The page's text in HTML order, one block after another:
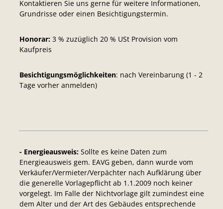
Kontaktieren Sie uns gerne für weitere Informationen,
Grundrisse oder einen Besichtigungstermin.
Honorar: 3 % zuzüglich 20 % USt Provision vom
Kaufpreis
Besichtigungsmöglichkeiten: nach Vereinbarung (1 - 2
Tage vorher anmelden)
- Energieausweis: Sollte es keine Daten zum
Energieausweis gem. EAVG geben, dann wurde vom
Verkäufer/Vermieter/Verpächter nach Aufklärung über
die generelle Vorlagepflicht ab 1.1.2009 noch keiner
vorgelegt. Im Falle der Nichtvorlage gilt zumindest eine
dem Alter und der Art des Gebäudes entsprechende